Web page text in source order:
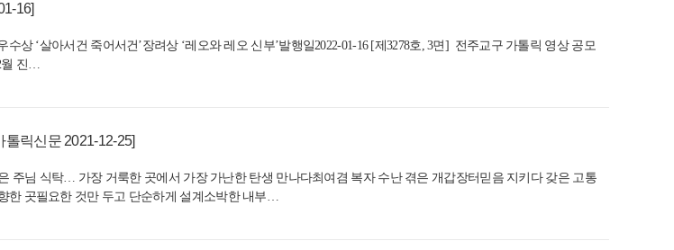
16]
상 ‘살아서건 죽어서건’장려상 ‘레오와 레오 신부’발행일2022-01-16 [제3278호, 3면] 전주교구 가톨릭 영상 공모
월 진…
톨릭신문 2021-12-25]
주님 식탁… 가장 거룩한 곳에서 가장 가난한 탄생 만나다최여겸 복자 수난 겪은 개갑장터믿음 지키다 갖은 고통
한 곳필요한 것만 두고 단순하게 설계소박한 내부…